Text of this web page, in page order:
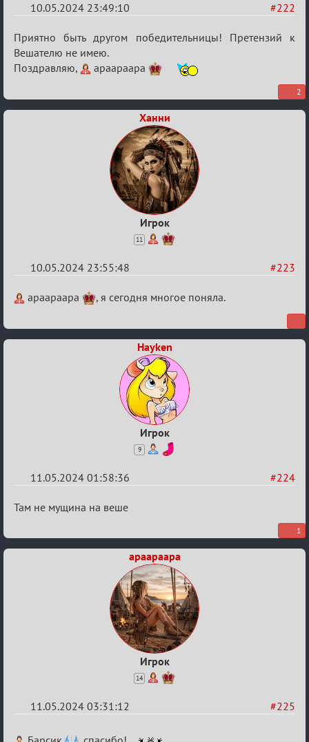
#222
10.05.2024 23:49:10
Re:
Мафский
Стихоплёт
Приятно быть другом победительницы! Претензий к
Вешателю не имею.
Поздравляю,
apaapaapa
2
Ханни
Игрок
11
#223
10.05.2024 23:55:48
Re:
Стихоплёт
apaapaapa , я сегодня многое поняла.
Hayken
Игрок
9
#224
11.05.2024 01:58:36
Re:
Стихоплёт
Там не мущина на веше
1
apaapaapa
Игрок
14
#225
11.05.2024 03:31:12
Re: